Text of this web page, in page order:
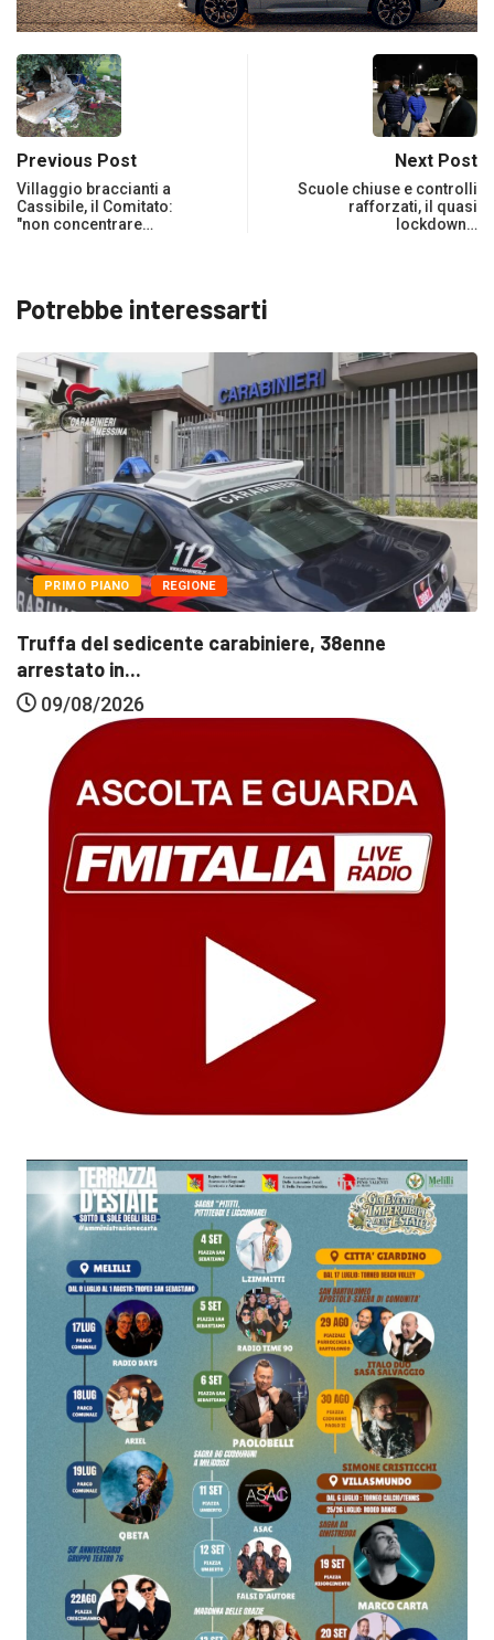
Previous Post
Villaggio braccianti a
Cassibile, il Comitato:
"non concentrare…
Next Post
Scuole chiuse e controlli
rafforzati, il quasi
lockdown…
Potrebbe interessarti
PRIMO PIANO REGIONE
Truffa del sedicente carabiniere, 38enne
arrestato in...
09/08/2026